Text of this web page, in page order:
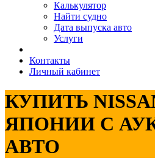
Калькулятор
Найти судно
Дата выпуска авто
Услуги
Контакты
Личный кабинет
КУПИТЬ
ЯПОНИИ С
АВТО